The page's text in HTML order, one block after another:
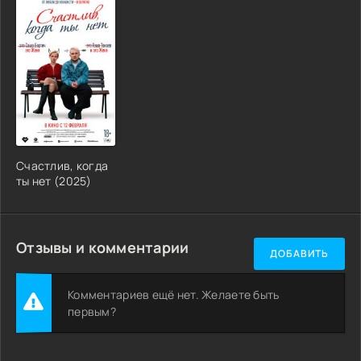
Счастлив, когда
ты нет (2025)
Отзывы и комментарии ДОБАВИТЬ
Комментариев ещё нет. Желаете быть
первым?